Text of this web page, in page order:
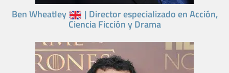
Ben Wheatley | Director especializado en Acción,
Ciencia Ficción y Drama